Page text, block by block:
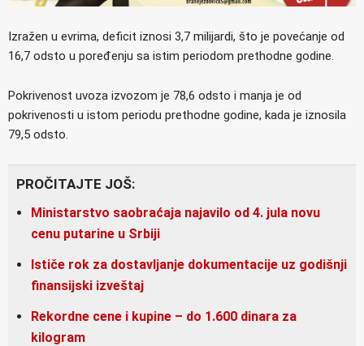
Izražen u evrima, deficit iznosi 3,7 milijardi, što je povećanje od
16,7 odsto u poređenju sa istim periodom prethodne godine.
Pokrivenost uvoza izvozom je 78,6 odsto i manja je od
pokrivenosti u istom periodu prethodne godine, kada je iznosila
79,5 odsto.
PROČITAJTE JOŠ:
Ministarstvo saobraćaja najavilo od 4. jula novu
cenu putarine u Srbiji
Ističe rok za dostavljanje dokumentacije uz godišnji
finansijski izveštaj
Rekordne cene i kupine – do 1.600 dinara za
kilogram